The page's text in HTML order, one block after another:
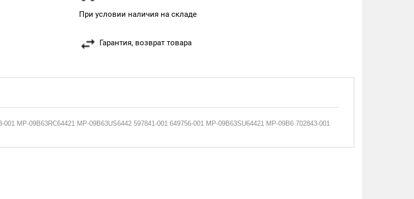
При условии наличия на складе
Гарантия, возврат товара
MP-09B63RC64421 MP-09B63US6442 597841-001 649756-001 MP-09B63SU64421 MP-09B6 702843-001